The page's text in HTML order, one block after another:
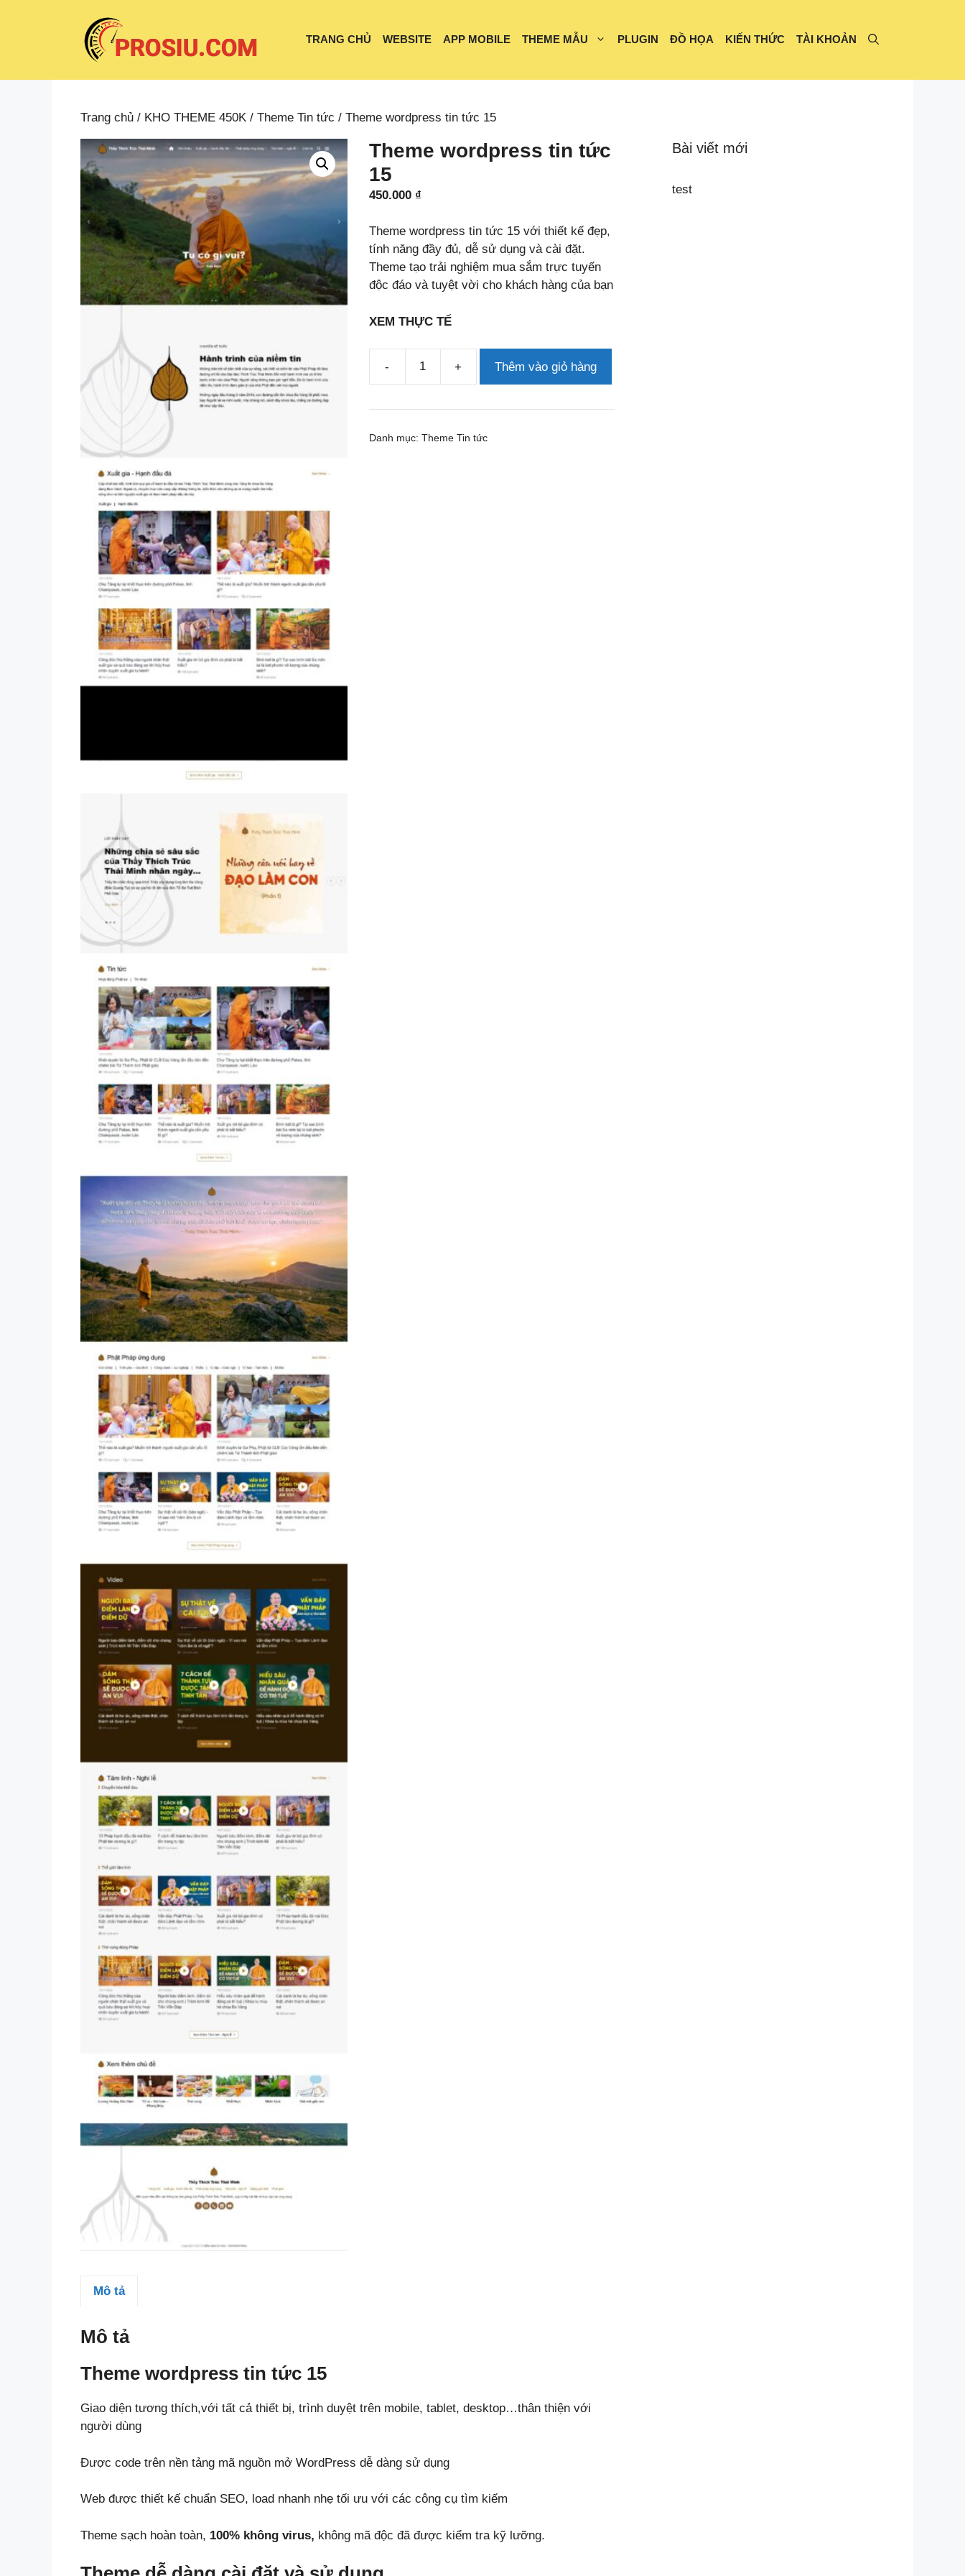
TRANG CHỦ WEBSITE APP MOBILE THEME MẪU PLUGIN ĐỒ HỌA KIẾN THỨC TÀI KHOẢN
Trang chủ / KHO THEME 450K / Theme Tin tức / Theme wordpress tin tức 15
Theme wordpress tin tức
15
450.000 ₫
Theme wordpress tin tức 15 với thiết kế đẹp,
tính năng đầy đủ, dễ sử dụng và cài đặt.
Theme tạo trải nghiệm mua sắm trực tuyến
độc đáo và tuyệt vời cho khách hàng của bạn
XEM THỰC TẾ
-
tin
+ Thêm vào giỏ hàng
Danh mục: Theme Tin tức
Mô tả
Mô tả
Theme wordpress tin tức 15
Giao diện tương thích,với tất cả thiết bị, trình duyệt trên mobile, tablet, desktop…thân thiện với
người dùng
Được code trên nền tảng mã nguồn mở WordPress dễ dàng sử dụng
Web được thiết kế chuẩn SEO, load nhanh nhẹ tối ưu với các công cụ tìm kiếm
Theme sạch hoàn toàn, 100% không virus, không mã độc đã được kiểm tra kỹ lưỡng.
Bài viết mới
test